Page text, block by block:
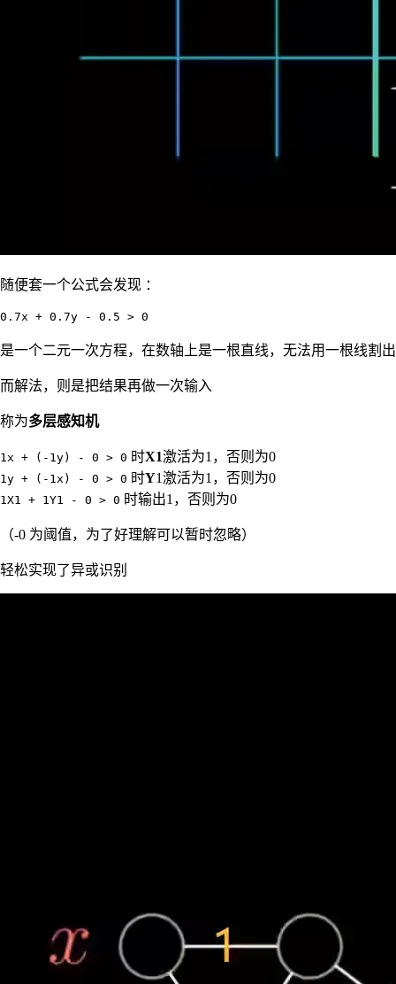
随便套一个公式会发现 ：
0.7x + 0.7y - 0.5 > 0
是一个二元一次方程，在数轴上是一根直线，无法用一根线割
而解法，则是把结果再做一次输入
称为多层感知机
1x + (-1y) - 0 > 0 时X1激活为1，否则为0
1y + (-1x) - 0 > 0 时Y1激活为1，否则为0
1X1 + 1Y1 - 0 > 0 时输出1，否则为0
（-0 为阈值，为了好理解可以暂时忽略）
轻松实现了异或识别